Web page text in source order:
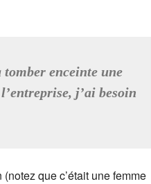
tomber enceinte une
j’ai besoin
que c’était une femme